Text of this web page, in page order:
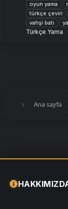
oyun yama
türkçe çeviri
vahşi batı
Türkçe Yama
Ana sayfa